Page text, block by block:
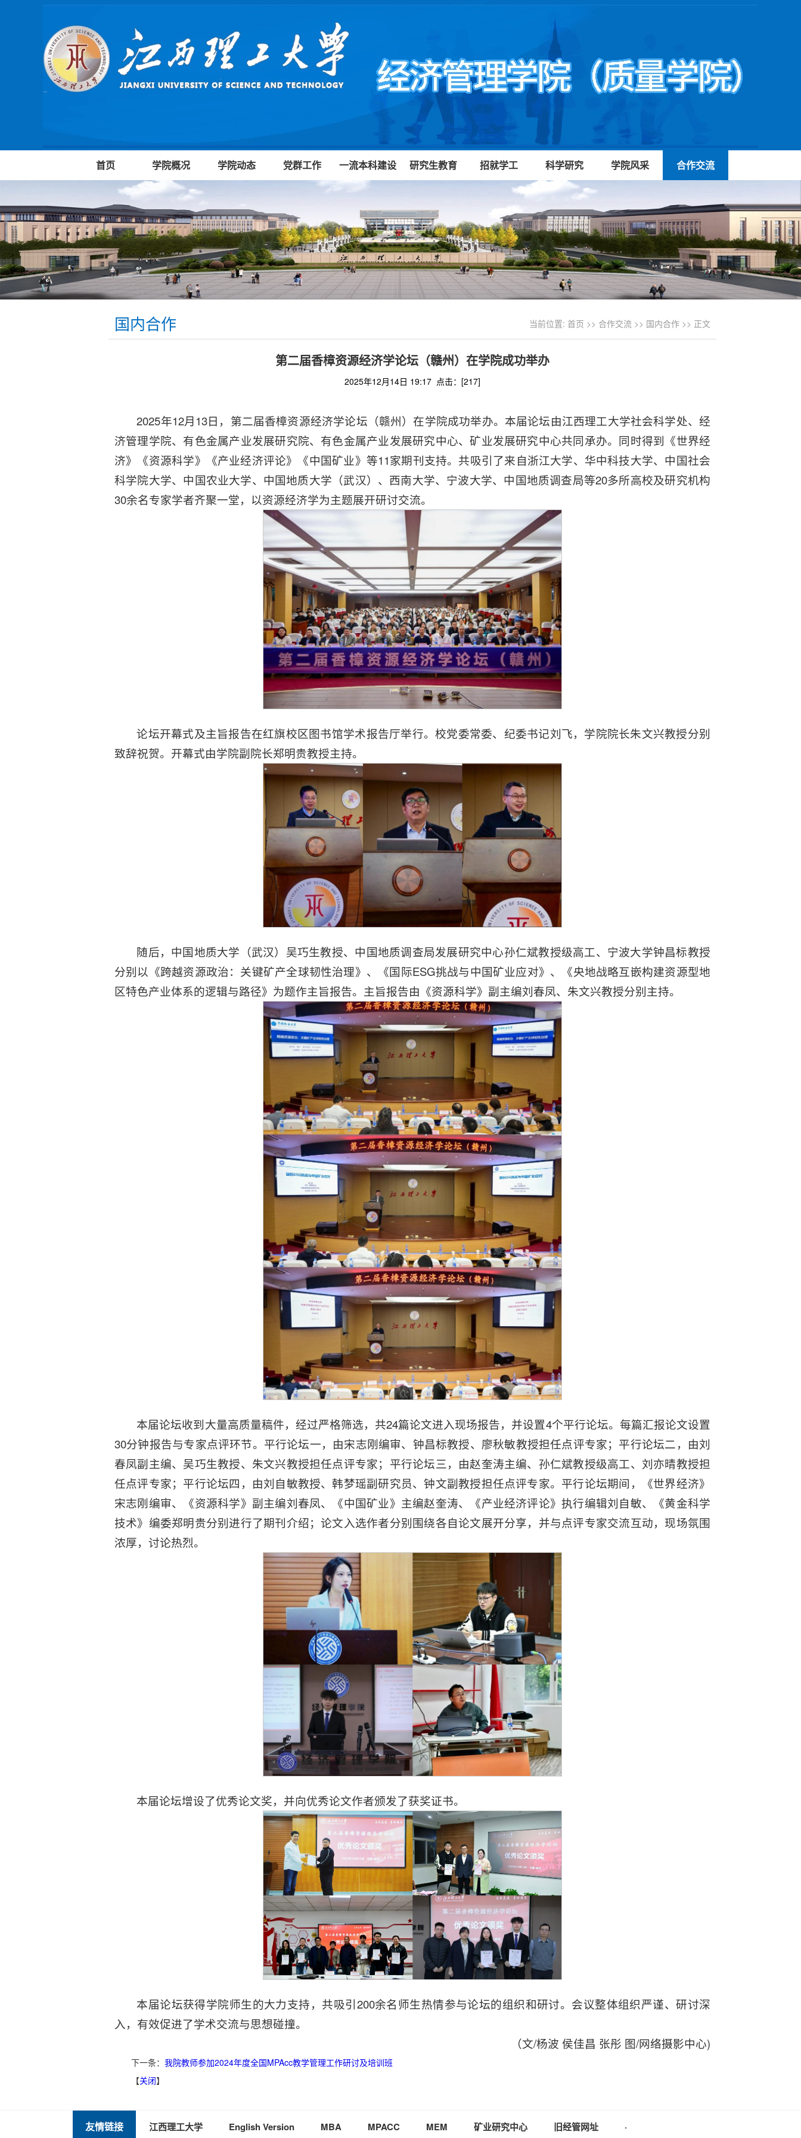
首页 学院概况 学院动态 党群工作 一流本科建设 研究生教育 招就学工 科学研究 学院风采 合作交流
国内合作 当前位置: 首页 >> 合作交流 >> 国内合作 >> 正文
第二届香樟资源经济学论坛（赣州）在学院成功举办
2025年12月14日 19:17 点击：[217]
2025年12月13日，第二届香樟资源经济学论坛（赣州）在学院成功举办。本届论坛由江西理工大学社会科学处、经
济管理学院、有色金属产业发展研究院、有色金属产业发展研究中心、矿业发展研究中心共同承办。同时得到《世界经
济》《资源科学》《产业经济评论》《中国矿业》等11家期刊支持。共吸引了来自浙江大学、华中科技大学、中国社会
科学院大学、中国农业大学、中国地质大学（武汉）、西南大学、宁波大学、中国地质调查局等20多所高校及研究机构
30余名专家学者齐聚一堂，以资源经济学为主题展开研讨交流。
论坛开幕式及主旨报告在红旗校区图书馆学术报告厅举行。校党委常委、纪委书记刘飞，学院院长朱文兴教授分别
致辞祝贺。开幕式由学院副院长郑明贵教授主持。
随后，中国地质大学（武汉）吴巧生教授、中国地质调查局发展研究中心孙仁斌教授级高工、宁波大学钟昌标教授
分别以《跨越资源政治：关键矿产全球韧性治理》、《国际ESG挑战与中国矿业应对》、《央地战略互嵌构建资源型地
区特色产业体系的逻辑与路径》为题作主旨报告。主旨报告由《资源科学》副主编刘春凤、朱文兴教授分别主持。
本届论坛收到大量高质量稿件，经过严格筛选，共24篇论文进入现场报告，并设置4个平行论坛。每篇汇报论文设置
30分钟报告与专家点评环节。平行论坛一，由宋志刚编审、钟昌标教授、廖秋敏教授担任点评专家；平行论坛二，由刘
春凤副主编、吴巧生教授、朱文兴教授担任点评专家；平行论坛三，由赵奎涛主编、孙仁斌教授级高工、刘亦晴教授担
任点评专家；平行论坛四，由刘自敏教授、韩梦瑶副研究员、钟文副教授担任点评专家。平行论坛期间，《世界经济》
宋志刚编审、《资源科学》副主编刘春凤、《中国矿业》主编赵奎涛、《产业经济评论》执行编辑刘自敏、《黄金科学
技术》编委郑明贵分别进行了期刊介绍；论文入选作者分别围绕各自论文展开分享，并与点评专家交流互动，现场氛围
浓厚，讨论热烈。
本届论坛增设了优秀论文奖，并向优秀论文作者颁发了获奖证书。
本届论坛获得学院师生的大力支持，共吸引200余名师生热情参与论坛的组织和研讨。会议整体组织严谨、研讨深
入，有效促进了学术交流与思想碰撞。
（文/杨波 侯佳昌 张彤 图/网络摄影中心)
下一条： 我院教师参加2024年度全国MPAcc教学管理工作研讨及培训班
【关闭】
友情链接 江西理工大学 English Version MBA MPACC MEM 矿业研究中心 旧经管网址 ·